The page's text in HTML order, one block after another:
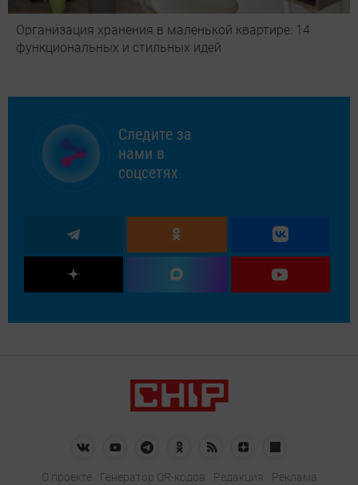
Организация хранения в маленькой квартире: 14
функциональных и стильных идей
Следите за
нами в
соцсетях
О проекте Генератор QR-кодов Редакция Реклама